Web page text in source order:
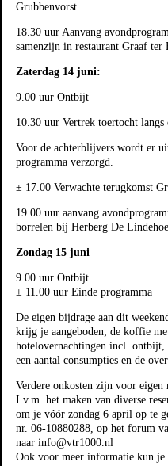
Grubbenvorst.
18.30 uur Aanvang
samenzijn in restaurant Graaf ter
Zaterdag 14 juni:
9.00 uur Ontbijt
10.30 uur Vertrek toertocht langs
Voor de achterblijvers wordt er
programma verzorgd.
± 17.00 Verwachte terugkomst
19.00 uur aanvang
borrelen bij Herberg De
Zondag 15 juni
9.00 uur Ontbijt
± 11.00 uur Einde programma
De eigen bijdrage aan dit
krijg je aangeboden; de koffie
hotelovernachtingen incl. ontbijt,
een aantal consumpties en de
Verdere onkosten zijn voor eigen
I.v.m. het maken van diverse
om je vóór zondag 6 april op te
nr. 06-10880288, op het forum
naar info@vtr1000.nl
Ook voor meer informatie kun je